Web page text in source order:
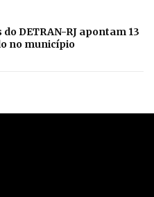
DETRAN-RJ apontam 13
no município